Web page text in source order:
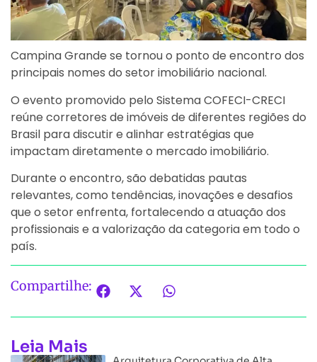
Campina Grande se tornou o ponto de encontro dos
principais nomes do setor imobiliário nacional.
O evento promovido pelo Sistema COFECI-CRECI
reúne corretores de imóveis de diferentes regiões do
Brasil para discutir e alinhar estratégias que
impactam diretamente o mercado imobiliário.
Durante o encontro, são debatidas pautas
relevantes, como tendências, inovações e desafios
que o setor enfrenta, fortalecendo a atuação dos
profissionais e a valorização da categoria em todo o
país.
Compartilhe:
Leia Mais